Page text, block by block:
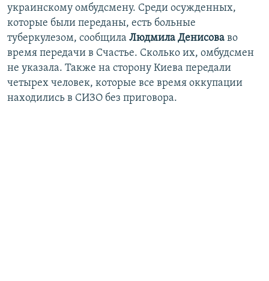
украинскому омбудсмену. Среди осужденных,
которые были переданы, есть больные
туберкулезом, сообщила Людмила Денисова во
время передачи в Счастье. Сколько их, омбудсмен
не указала. Также на сторону Киева передали
четырех человек, которые все время оккупации
находились в СИЗО без приговора.